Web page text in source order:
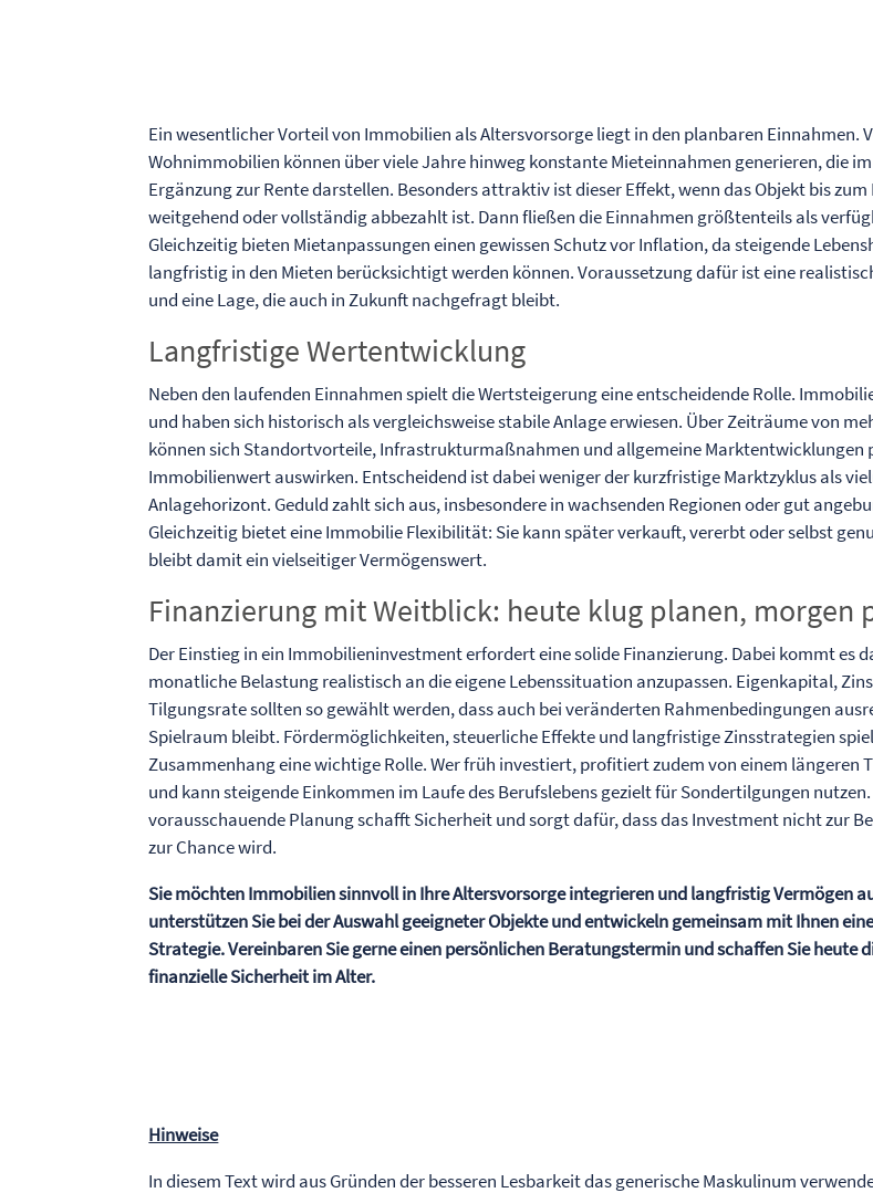
Ein wesentlicher Vorteil von Immobilien als Altersvorsorge liegt in den planbaren Einnahmen.
Wohnimmobilien können über viele Jahre hinweg konstante Mieteinnahmen generieren, die
Ergänzung zur Rente darstellen. Besonders attraktiv ist dieser Effekt, wenn das Objekt bis
weitgehend oder vollständig abbezahlt ist. Dann fließen die Einnahmen größtenteils als
Gleichzeitig bieten Mietanpassungen einen gewissen Schutz vor Inflation, da steigende
langfristig in den Mieten berücksichtigt werden können. Voraussetzung dafür ist eine
und eine Lage, die auch in Zukunft nachgefragt bleibt.
Langfristige Wertentwicklung
Neben den laufenden Einnahmen spielt die Wertsteigerung eine entscheidende Rolle.
und haben sich historisch als vergleichsweise stabile Anlage erwiesen. Über Zeiträume von
können sich Standortvorteile, Infrastrukturmaßnahmen und allgemeine Marktentwicklungen
Immobilienwert auswirken. Entscheidend ist dabei weniger der kurzfristige Marktzyklus als
Anlagehorizont. Geduld zahlt sich aus, insbesondere in wachsenden Regionen oder gut
Gleichzeitig bietet eine Immobilie Flexibilität: Sie kann später verkauft, vererbt oder selbst
bleibt damit ein vielseitiger Vermögenswert.
Finanzierung mit Weitblick: heute klug planen, morgen
Der Einstieg in ein Immobilieninvestment erfordert eine solide Finanzierung. Dabei kommt es
monatliche Belastung realistisch an die eigene Lebenssituation anzupassen. Eigenkapital,
Tilgungsrate sollten so gewählt werden, dass auch bei veränderten Rahmenbedingungen
Spielraum bleibt. Fördermöglichkeiten, steuerliche Effekte und langfristige Zinsstrategien
Zusammenhang eine wichtige Rolle. Wer früh investiert, profitiert zudem von einem längeren
und kann steigende Einkommen im Laufe des Berufslebens gezielt für Sondertilgungen
vorausschauende Planung schafft Sicherheit und sorgt dafür, dass das Investment nicht zur
zur Chance wird.
Sie möchten Immobilien sinnvoll in Ihre Altersvorsorge integrieren und langfristig Vermögen
unterstützen Sie bei der Auswahl geeigneter Objekte und entwickeln gemeinsam mit Ihnen
Strategie. Vereinbaren Sie gerne einen persönlichen Beratungstermin und schaffen Sie heute
finanzielle Sicherheit im Alter.
Hinweise
In diesem Text wird aus Gründen der besseren Lesbarkeit das generische Maskulinum